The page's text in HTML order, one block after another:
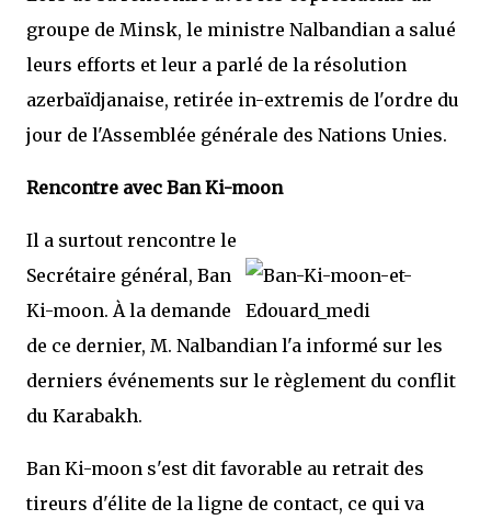
groupe de Minsk, le ministre Nalbandian a salué
leurs efforts et leur a parlé de la résolution
azerbaïdjanaise, retirée in-extremis de l'ordre du
jour de l'Assemblée générale des Nations Unies.
Rencontre avec Ban Ki-moon
Il a surtout rencontre le
Secrétaire général, Ban
Ki-moon. À la demande
de ce dernier, M. Nalbandian l'a informé sur les
derniers événements sur le règlement du conflit
du Karabakh.
Ban Ki-moon s'est dit favorable au retrait des
tireurs d'élite de la ligne de contact, ce qui va